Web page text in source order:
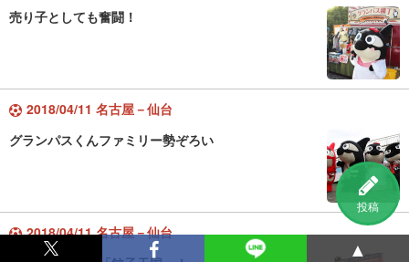
投稿
売り子としても奮闘！
2018/04/11 名古屋－仙台
グランパスくんファミリー勢ぞろい
2018/04/11 名古屋－仙台
▲